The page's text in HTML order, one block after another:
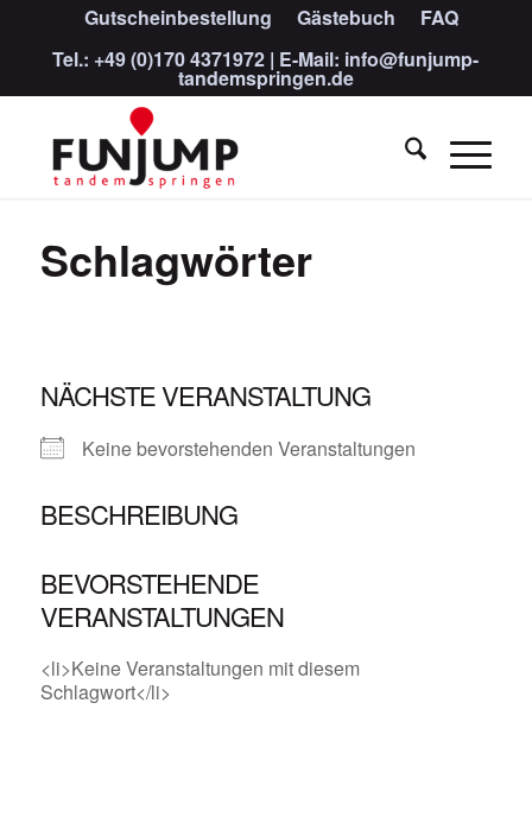
Gutscheinbestellung Gästebuch
FAQ
Tel.: +49 (0)170 4371972 | E-Mail: info@funjump-
tandemspringen.de
Schlagwörter
NÄCHSTE VERANSTALTUNG
Keine bevorstehenden Veranstaltungen
BESCHREIBUNG
BEVORSTEHENDE
VERANSTALTUNGEN
<li>Keine Veranstaltungen mit diesem
Schlagwort</li>